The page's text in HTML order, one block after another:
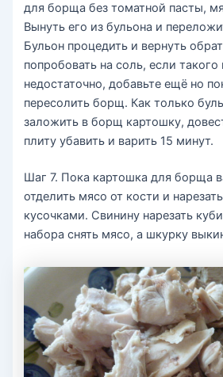
для борща без томатной пасты,
Вынуть его из бульона и
Бульон процедить и вернуть
попробовать на соль, если такого
недостаточно, добавьте ещё но
пересолить борщ. Как только
заложить в борщ картошку,
плиту убавить и варить 15 минут.
Шаг 7. Пока картошка для борща
отделить мясо от кости и
кусочками. Свинину нарезать
набора снять мясо, а шкурку